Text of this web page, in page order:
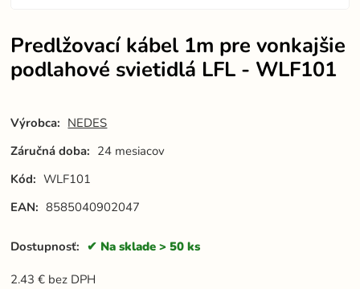
Predlžovací kábel 1m pre vonkajšie
podlahové svietidlá LFL - WLF101
Výrobca: NEDES
Záručná doba: 24 mesiacov
Kód: WLF101
EAN: 8585040902047
Dostupnosť: Na sklade > 50 ks
2.43 € bez DPH